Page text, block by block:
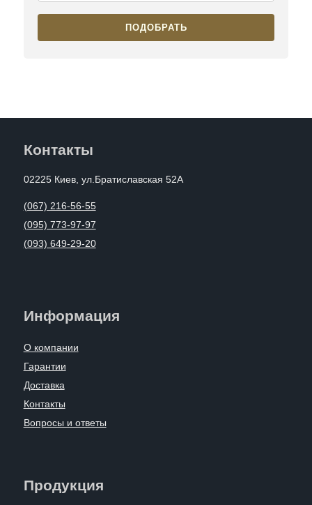
ПОДОБРАТЬ
Контакты
02225 Киев, ул.Братиславская 52А
(067) 216-56-55
(095) 773-97-97
(093) 649-29-20
Информация
О компании
Гарантии
Доставка
Контакты
Вопросы и ответы
Продукция